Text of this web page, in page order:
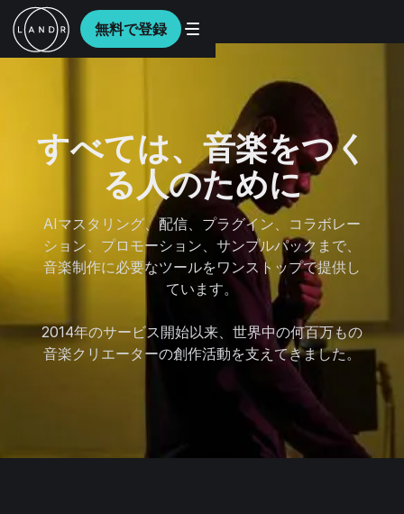
無料で登録
すべては、音楽をつく
る人のために
AIマスタリング、配信、プラグイン、コラボレー
ション、プロモーション、サンプルパックまで、
音楽制作に必要なツールをワンストップで提供し
ています。
2014年のサービス開始以来、世界中の何百万もの
音楽クリエーターの創作活動を支えてきました。